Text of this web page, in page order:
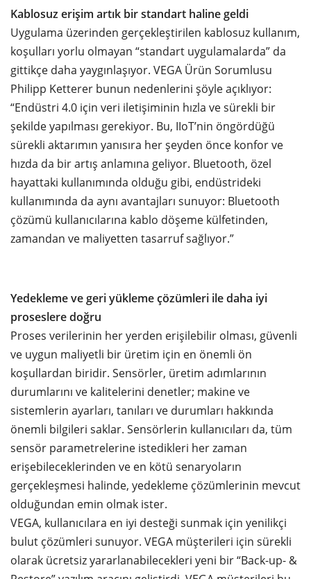
Kablosuz erişim artık bir standart haline geldi
Uygulama üzerinden gerçekleştirilen kablosuz kullanım,
koşulları yorlu olmayan “standart uygulamalarda” da
gittikçe daha yaygınlaşıyor. VEGA Ürün Sorumlusu
Philipp Ketterer bunun nedenlerini şöyle açıklıyor:
“Endüstri 4.0 için veri iletişiminin hızla ve sürekli bir
şekilde yapılması gerekiyor. Bu, IIoT’nin öngördüğü
sürekli aktarımın yanısıra her şeyden önce konfor ve
hızda da bir artış anlamına geliyor. Bluetooth, özel
hayattaki kullanımında olduğu gibi, endüstrideki
kullanımında da aynı avantajları sunuyor: Bluetooth
çözümü kullanıcılarına kablo döşeme külfetinden,
zamandan ve maliyetten tasarruf sağlıyor.”
Yedekleme ve geri yükleme çözümleri ile daha iyi
proseslere doğru
Proses verilerinin her yerden erişilebilir olması, güvenli
ve uygun maliyetli bir üretim için en önemli ön
koşullardan biridir. Sensörler, üretim adımlarının
durumlarını ve kalitelerini denetler; makine ve
sistemlerin ayarları, tanıları ve durumları hakkında
önemli bilgileri saklar. Sensörlerin kullanıcıları da, tüm
sensör parametrelerine istedikleri her zaman
erişebileceklerinden ve en kötü senaryoların
gerçekleşmesi halinde, yedekleme çözümlerinin mevcut
olduğundan emin olmak ister.
VEGA, kullanıcılara en iyi desteği sunmak için yenilikçi
bulut çözümleri sunuyor. VEGA müşterileri için sürekli
olarak ücretsiz yararlanabilecekleri yeni bir “Back-up- &